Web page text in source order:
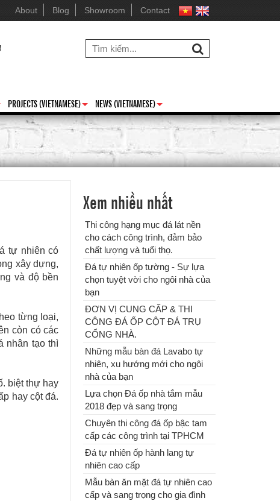
About Blog Showroom Contact
+
PROJECTS (VIETNAMESE)
+
NEWS (VIETNAMESE)
tự nhiên có
xây dựng,
và độ bền
từng loại,
còn có các
nhân tạo thì
biệt thự hay
hay cột đá.
Xem nhiều nhất
Thi công hạng mục đá lát nền
cho cách công trình, đảm bảo
chất lượng và tuổi thọ.
Đá tự nhiên ốp tường - Sự lựa
chọn tuyệt vời cho ngôi nhà của
bạn
ĐƠN VỊ CUNG CẤP & THI
CÔNG ĐÁ ỐP CỘT ĐÁ TRỤ
CỔNG NHÀ.
Những mẫu bàn đá Lavabo tự
nhiên, xu hướng mới cho ngôi
nhà của bạn
Lựa chọn Đá ốp nhà tắm mẫu
2018 đẹp và sang trọng
Chuyên thi công đá ốp bậc tam
cấp các công trình tại TPHCM
Đá tự nhiên ốp hành lang tự
nhiên cao cấp
Mẫu bàn ăn mặt đá tự nhiên cao
cấp và sang trọng cho gia đình
chọn tuyệt vời cho ngôi nhà của
bạn
CÔNG ĐÁ ỐP CỘT ĐÁ TRỤ
CỔNG NHÀ.
Những mẫu bàn đá Lavabo tự
nhiên, xu hướng mới cho ngôi
nhà của bạn
Lựa chọn Đá ốp nhà tắm mẫu
2018 đẹp và sang trọng